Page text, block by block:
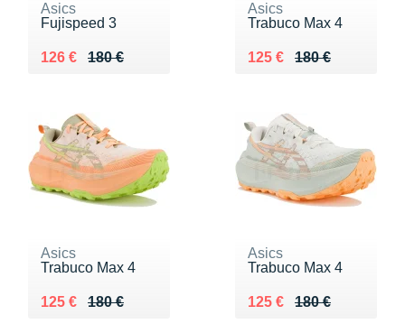
Asics
Fujispeed 3
180 €
Au lieu de 180 €
126 €
Vendu 126 €
Asics
Trabuco Max 4
180 €
Au lieu de 180 €
125 €
Vendu 125 €
Asics
Trabuco Max 4
180 €
Au lieu de 180 €
125 €
Vendu 125 €
Asics
Trabuco Max 4
180 €
Au lieu de 180 €
125 €
Vendu 125 €